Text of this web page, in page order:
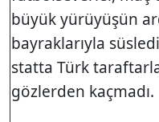
büyük yürüyüşün
bayraklarıyla
statta Türk
gözlerden kaçmadı.